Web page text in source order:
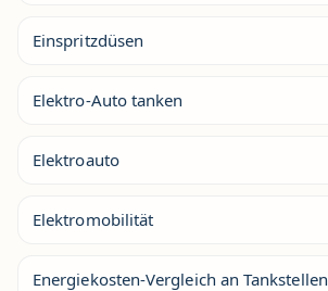
Einspritzdüsen
Elektro-Auto tanken
Elektroauto
Elektromobilität
Energiekosten-Vergleich an Tankstellen